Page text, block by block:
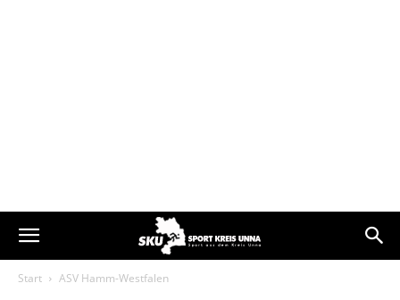
Start ASV Hamm-Westfalen